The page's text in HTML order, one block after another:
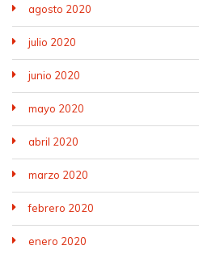
agosto 2020
julio 2020
junio 2020
mayo 2020
abril 2020
marzo 2020
febrero 2020
enero 2020